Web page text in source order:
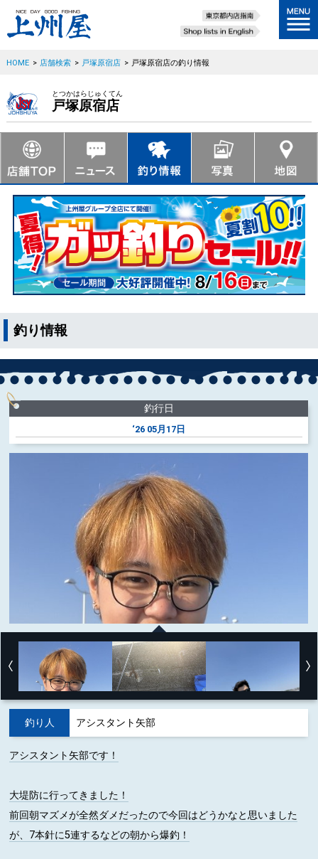
HOME > 店舗検索 > 戸塚原宿店 > 戸塚原宿店の釣り情報
とつかはらじゅくてん
戸塚原宿店
釣り情報
釣行日
‘26 05月17日
釣り人 アシスタント矢部
アシスタント矢部です！
大堤防に行ってきました！
前回朝マズメが全然ダメだったので今回はどうかなと思いました
が、7本針に5連するなどの朝から爆釣！